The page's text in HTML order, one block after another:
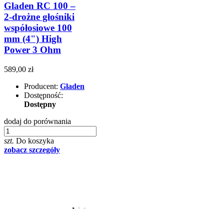
Gladen RC 100 –
2-drożne głośniki
współosiowe 100
mm (4") High
Power 3 Ohm
589,00 zł
Producent: Gladen
Dostępność:
Dostępny
dodaj do porównania
szt. Do koszyka
zobacz szczegóły